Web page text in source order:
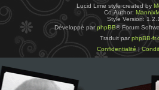
Lucid Lime style created by
Co-Author:
Style Version: 1.2.1
Développé parphpBB® Forum
Traduit parphpBB-
Confidentialité |